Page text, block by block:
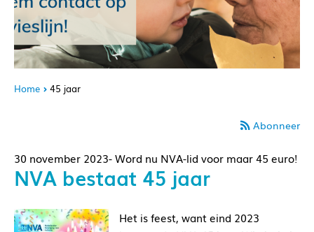
Home 45 jaar
Abonneer
30 november 2023- Word nu NVA-lid voor maar 45 euro!
NVA bestaat 45 jaar
Het is feest, want eind 2023